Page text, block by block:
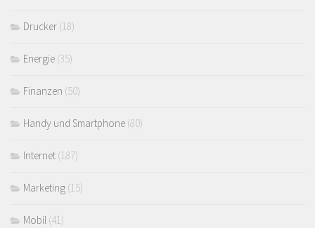
Drucker (18)
Energie (35)
Finanzen (50)
Handy und Smartphone (80)
Internet (187)
Marketing (15)
Mobil (41)